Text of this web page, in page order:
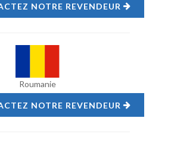
NOTRE REVENDEUR
Roumanie
NOTRE REVENDEUR